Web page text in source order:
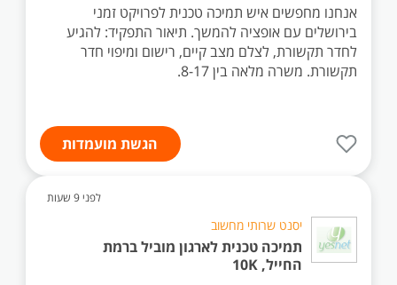
אנחנו מחפשים איש תמיכה טכנית לפרויקט זמני
בירושלים עם אופציה להמשך. תיאור התפקיד: להגיע
לחדר תקשורת, לצלם מצב קיים, רישום ומיפוי חדר
תקשורת. משרה מלאה בין 8-17.
הגשת מועמדות
לפני 9 שעות
יסנט שרותי מחשוב
תמיכה טכנית לארגון מוביל ברמת
החייל, 10K